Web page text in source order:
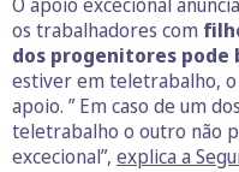
os trabalhadores com
dos progenitores pode
estiver em teletrabalho,
apoio. ” Em caso de um
teletrabalho o outro não
excecional”, explica a